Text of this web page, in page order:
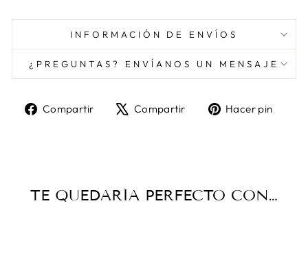
INFORMACIÓN DE ENVÍOS
¿PREGUNTAS? ENVÍANOS UN MENSAJE
Compartir
CompartirCompartir
TuitearHacer pin
TE QUEDARÍA PERFECTO CON…